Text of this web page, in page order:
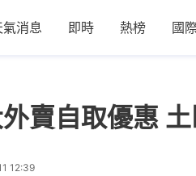
氣消息 即時 熱榜 國
賣自取優惠
12:39